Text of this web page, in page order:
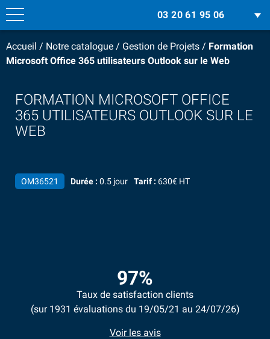
03 20 61 95 06
Accueil / Notre catalogue / Gestion de Projets / Formation
Microsoft Office 365 utilisateurs Outlook sur le Web
FORMATION MICROSOFT OFFICE
365 UTILISATEURS OUTLOOK SUR LE
WEB
OM36521 Durée : 0.5 jour Tarif : 630€ HT
97%
Taux de satisfaction clients
(sur 1931 évaluations du 19/05/21 au 24/07/26)
Voir les avis